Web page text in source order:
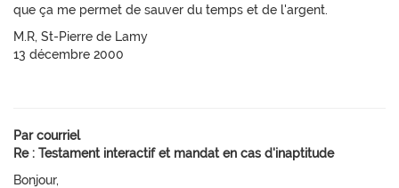
que ça me permet de sauver du temps et de l'argent.
M.R, St-Pierre de Lamy
13 décembre 2000
Par courriel
Re : Testament interactif et mandat en cas d'inaptitude
Bonjour,